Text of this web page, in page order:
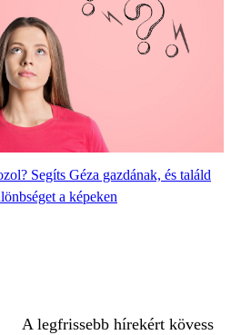
Segíts Géza gazdának, és találd
a képeken
A legfrissebb hírekért kövess